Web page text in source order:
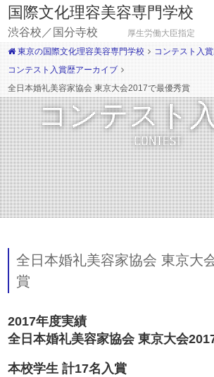
国際文化理容美容専門学校
渋谷校／国分寺校
厚生労働大臣指定
東京の国際文化理容美容専門学校
コンテスト入
コンテスト入賞歴アーカイブ
全日本婚礼美容家協会 東京大会2017で最優秀賞
コンテスト
CONTEST
全日本婚礼美容家協会 東京大
賞
2017年度実績
全日本婚礼美容家協会 東京大会
本校学生 計17名入賞